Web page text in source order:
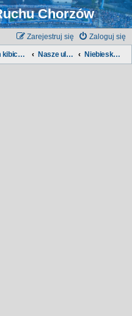
Chorzów
Zaloguj się
Zarejestruj się
Forum kibiców: Nasze ulice, nasze dzielnice... Niebieskie Południe